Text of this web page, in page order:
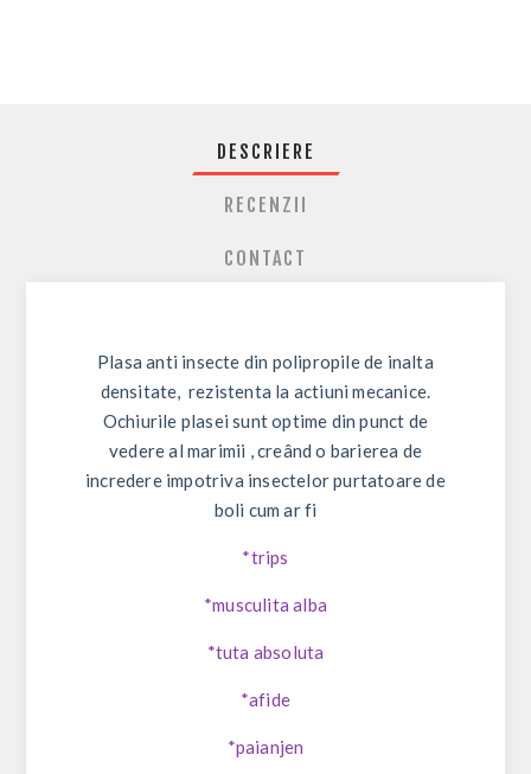
DESCRIERE
RECENZII
CONTACT
Plasa anti insecte din polipropile de inalta
densitate, rezistenta la actiuni mecanice.
Ochiurile plasei sunt optime din punct de
vedere al marimii , creând o barierea de
incredere impotriva insectelor purtatoare de
boli cum ar fi
*trips
*musculita alba
*tuta absoluta
*afide
*paianjen